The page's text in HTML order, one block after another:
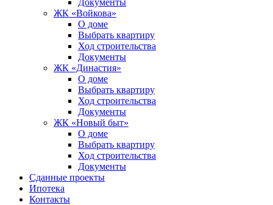
Документы
ЖК «Войкова»
О доме
Выбрать квартиру
Ход строительства
Документы
ЖК «Династия»
О доме
Выбрать квартиру
Ход строительства
Документы
ЖК «Новый быт»
О доме
Выбрать квартиру
Ход строительства
Документы
Сданные проекты
Ипотека
Контакты